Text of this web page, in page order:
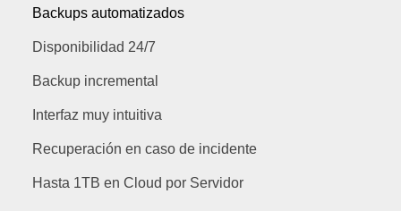
Backups automatizados
Disponibilidad 24/7
Backup incremental
Interfaz muy intuitiva
Recuperación en caso de incidente
Hasta 1TB en Cloud por Servidor